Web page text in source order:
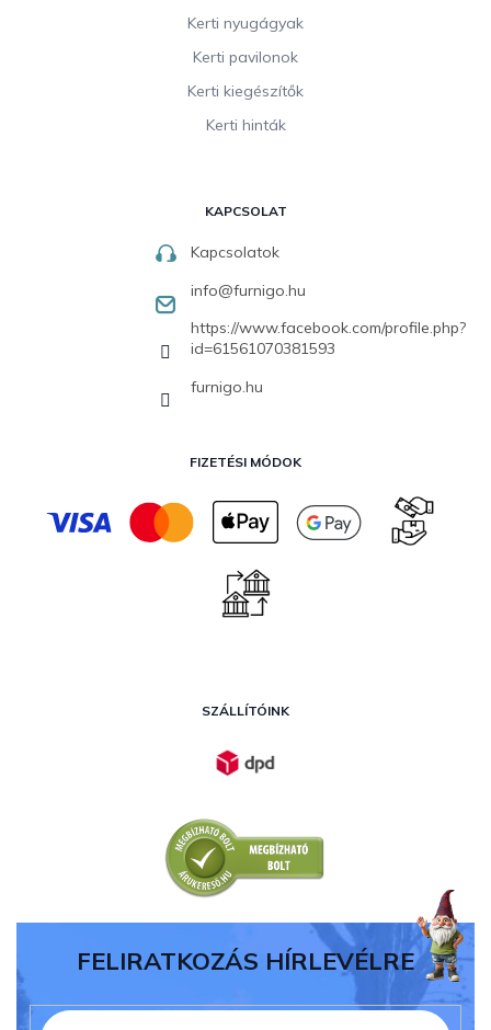
Kerti nyugágyak
Kerti pavilonok
Kerti kiegészítők
Kerti hinták
KAPCSOLAT
Kapcsolatok
info@furnigo.hu
https://www.facebook.com/profile.php?
id=61561070381593
furnigo.hu
FIZETÉSI MÓDOK
SZÁLLÍTÓINK
FELIRATKOZÁS HÍRLEVÉLRE